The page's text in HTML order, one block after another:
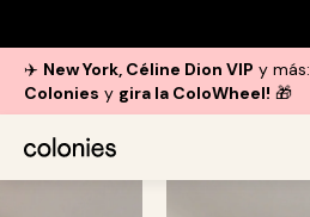
✈️ New York, Céline Dion VIP y más:
Colonies y gira la ColoWheel! 🎁